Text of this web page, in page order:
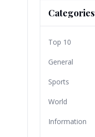
Categories
Top 10
General
Sports
World
Information